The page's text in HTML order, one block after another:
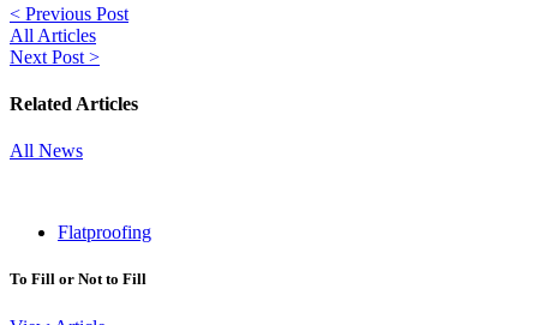
< Previous Post
All Articles
Next Post >
Related Articles
All News
Flatproofing
To Fill or Not to Fill